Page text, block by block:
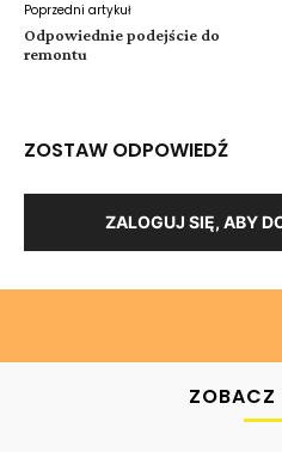
Poprzedni artykuł
Odpowiednie podejście do
remontu
ZOSTAW ODPOWIEDŹ
ZALOGUJ SIĘ, ABY
ZOBACZ